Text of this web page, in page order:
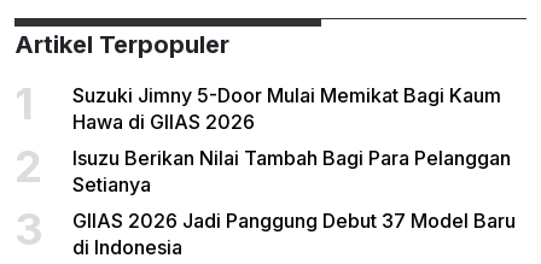
Artikel Terpopuler
1
Suzuki Jimny 5-Door Mulai Memikat Bagi Kaum
Hawa di GIIAS 2026
2
Isuzu Berikan Nilai Tambah Bagi Para Pelanggan
Setianya
3
GIIAS 2026 Jadi Panggung Debut 37 Model Baru
di Indonesia